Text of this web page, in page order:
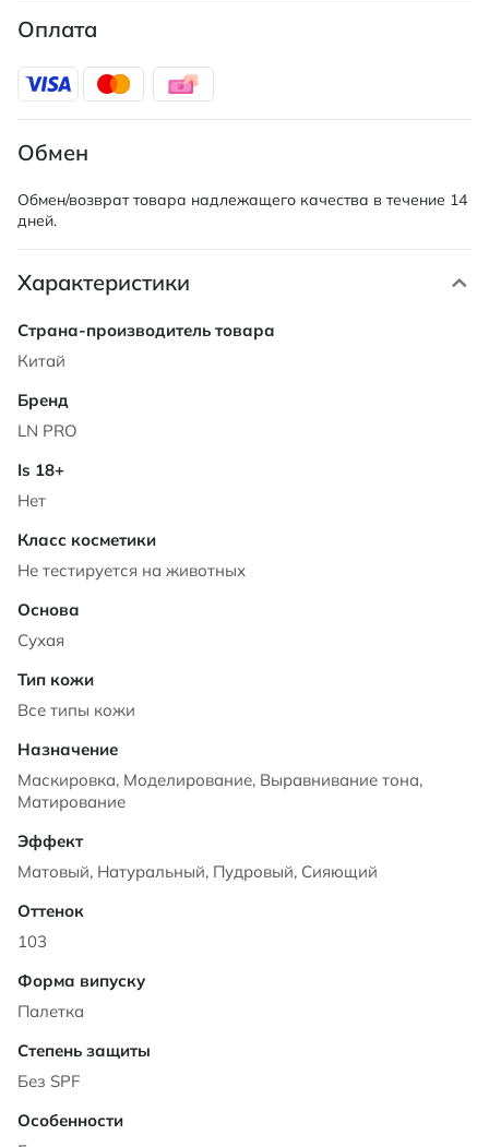
Оплата
Обмен
Обмен/возврат товара надлежащего качества в течение 14
дней.
Характеристики
Характеристики
Китай
LN PRO
Нет
Не тестируется на животных
Сухая
Все типы кожи
Маскировка, Моделирование, Выравнивание тона,
Матирование
Матовый, Натуральный, Пудровый, Сияющий
103
Палетка
Без SPF